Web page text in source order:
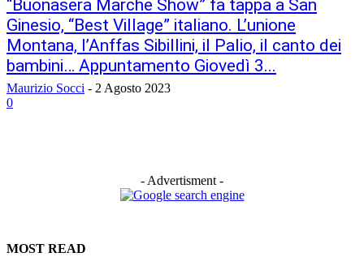
“Buonasera Marche Show” fa tappa a San
Ginesio, “Best Village” italiano. L’unione
Montana, l’Anffas Sibillini, il Palio, il canto dei
bambini… Appuntamento Giovedì 3...
Maurizio Socci - 2 Agosto 2023
0
- Advertisment -
MOST READ